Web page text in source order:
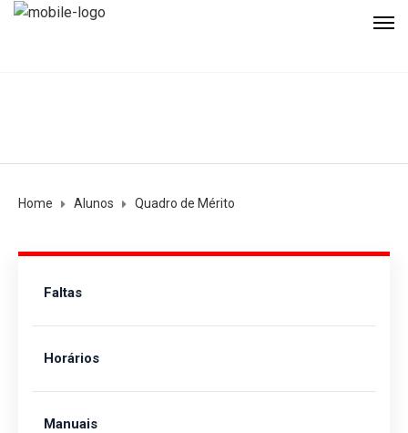
Home Alunos Quadro de Mérito
Faltas
Horários
Manuais